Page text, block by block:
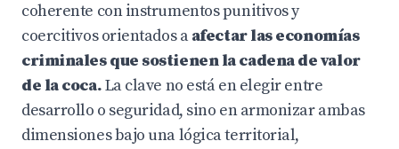
coherente con instrumentos punitivos y
coercitivos orientados aafectar las economías
criminales que sostienen la cadena de valor
de la coca.La clave no está en elegir entre
desarrollo o seguridad, sino en armonizar ambas
dimensiones bajo una lógica territorial,